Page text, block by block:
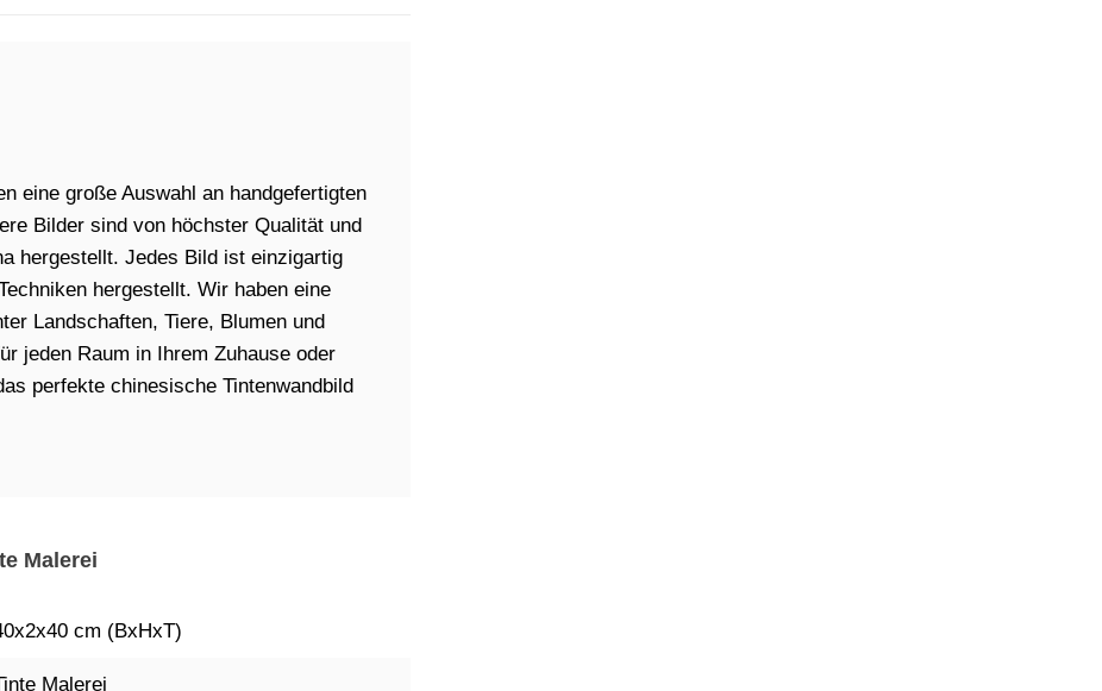
eine große Auswahl an handgefertigten
Bilder sind von höchster Qualität und
hergestellt. Jedes Bild ist einzigartig
hergestellt. Wir haben eine
Landschaften, Tiere, Blumen und
jeden Raum in Ihrem Zuhause oder
perfekte chinesische Tintenwandbild
Malerei
cm (BxHxT)
Malerei